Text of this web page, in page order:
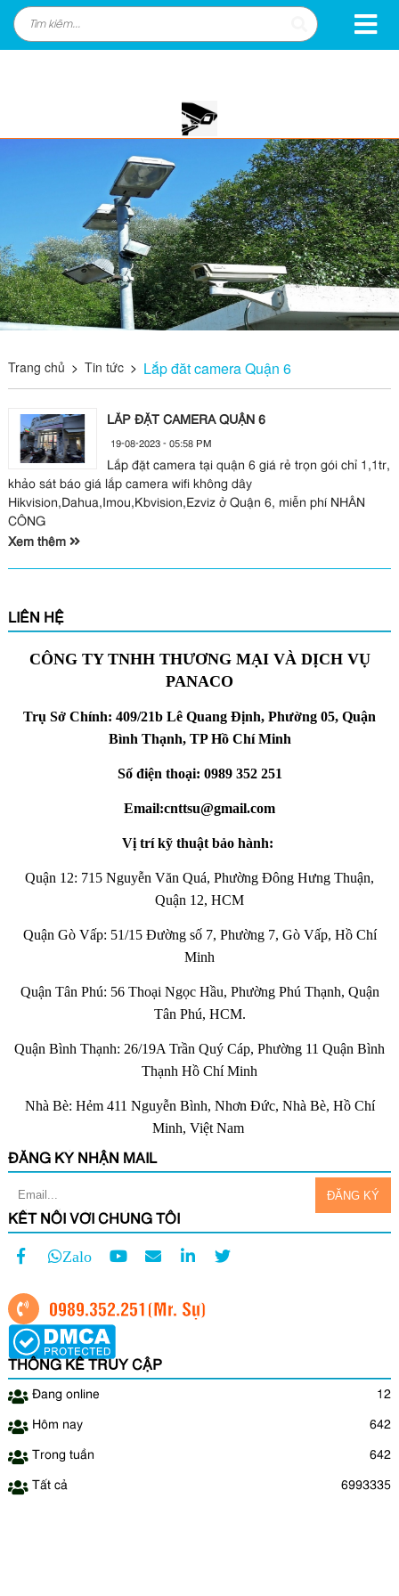
Trang chủ > Tin tức > Lắp đăt camera Quận 6
LẮP ĐẶT CAMERA QUẬN 6
19-08-2023 - 05:58 PM
Lắp đặt camera tại quận 6 giá rẻ trọn gói chỉ 1,1tr,
khảo sát báo giá lắp camera wifi không dây
Hikvision,Dahua,Imou,Kbvision,Ezviz ở Quận 6, miễn phí NHÂN
CÔNG
Xem thêm
LIÊN HỆ
CÔNG TY TNHH THƯƠNG MẠI VÀ DỊCH VỤ
PANACO
Trụ Sở Chính: 409/21b Lê Quang Định, Phường 05, Quận
Bình Thạnh, TP Hồ Chí Minh
Số điện thoại: 0989 352 251
Email:cnttsu@gmail.com
Vị trí kỹ thuật bảo hành:
Quận 12: 715 Nguyễn Văn Quá, Phường Đông Hưng Thuận,
Quận 12, HCM
Quận Gò Vấp: 51/15 Đường số 7, Phường 7, Gò Vấp, Hồ Chí
Minh
Quận Tân Phú: 56 Thoại Ngọc Hầu, Phường Phú Thạnh, Quận
Tân Phú, HCM.
Quận Bình Thạnh: 26/19A Trần Quý Cáp, Phường 11 Quận Bình
Thạnh Hồ Chí Minh
Nhà Bè: Hẻm 411 Nguyễn Bình, Nhơn Đức, Nhà Bè, Hồ Chí
Minh, Việt Nam
ĐĂNG KÝ NHẬN MAIL
KẾT NỐI VỚI CHÚNG TÔI
Zalo
0989.352.251(Mr. Sự)
THỐNG KÊ TRUY CẬP
Đang online 12
Hôm nay 642
Trong tuần 642
Tất cả 6993335